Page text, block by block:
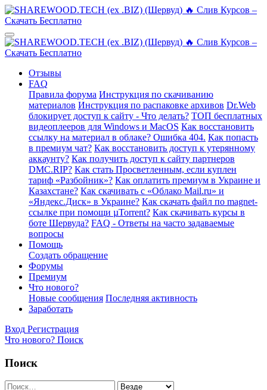
Отзывы
FAQ
Правила форума Инструкция по скачиванию
материалов Инструкция по распаковке архивов Dr.Web
блокирует доступ к сайту - Что делать? ТОП бесплатных
видеоплееров для Windows и MacOS Как восстановить
ссылку на материал в облаке? Ошибка 404. Как попасть
в премиум чат? Как восстановить доступ к утерянному
аккаунту? Как получить доступ к сайту партнеров
DMC.RIP? Как стать Просветленным, если куплен
тариф «Разбойник»? Как оплатить премиум в Украине и
Казахстане? Как скачивать с «Облако Mail.ru» и
«Яндекс.Диск» в Украине? Как скачать файл по magnet-
ссылке при помощи µTorrent? Как скачивать курсы в
боте Шервуда? FAQ - Ответы на часто задаваемые
вопросы
Помощь
Создать обращение
Форумы
Премиум
Что нового?
Новые сообщения Последняя активность
Заработать
Вход Регистрация
Что нового? Поиск
Поиск